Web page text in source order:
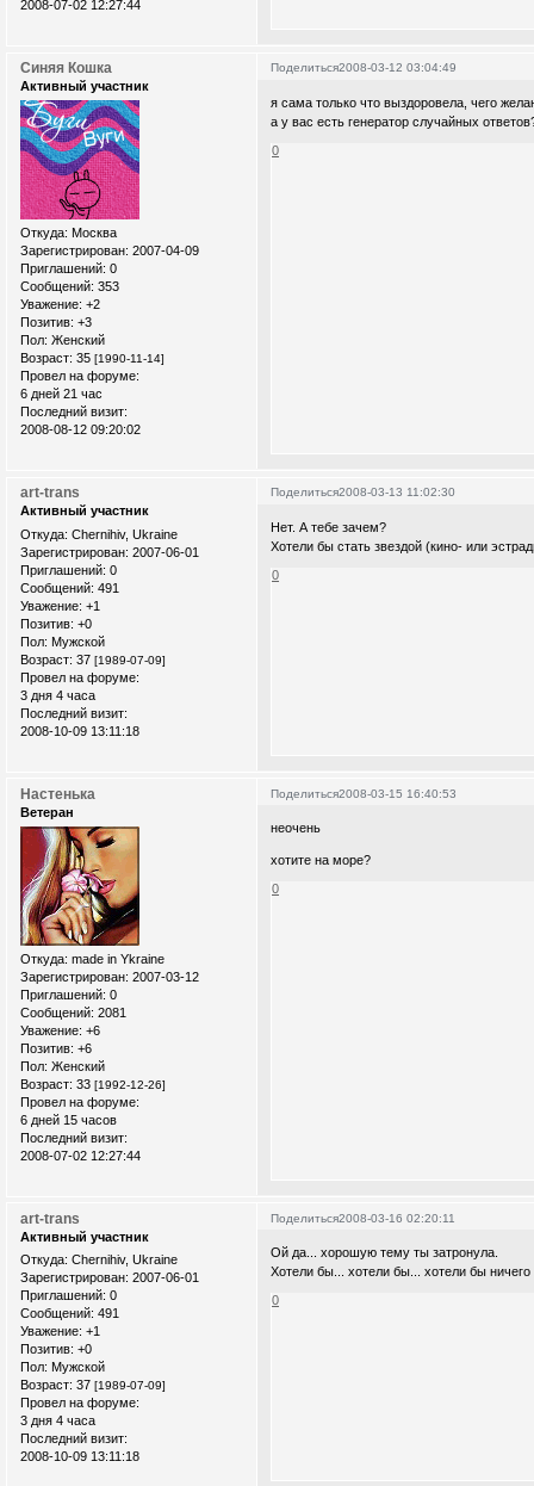
2008-07-02 12:27:44
Поделиться2008-03-12 03:04:49
Синяя Кошка
Активный участник
Откуда: Москва
Зарегистрирован: 2007-04-09
Приглашений: 0
Сообщений: 353
Уважение: +2
Позитив: +3
Пол: Женский
Возраст: 35 [1990-11-14]
Провел на форуме:
6 дней 21 час
Последний визит:
2008-08-12 09:20:02
я сама только что выздоровела, чего
а у вас есть генератор случайных
0
Поделиться2008-03-13 11:02:30
art-trans
Активный участник
Откуда: Chernihiv, Ukraine
Зарегистрирован: 2007-06-01
Приглашений: 0
Сообщений: 491
Уважение: +1
Позитив: +0
Пол: Мужской
Возраст: 37 [1989-07-09]
Провел на форуме:
3 дня 4 часа
Последний визит:
2008-10-09 13:11:18
Нет. А тебе зачем?
Хотели бы стать звездой (кино- или
0
Поделиться2008-03-15 16:40:53
Настенька
Ветеран
Откуда: made in Ykraine
Зарегистрирован: 2007-03-12
Приглашений: 0
Сообщений: 2081
Уважение: +6
Позитив: +6
Пол: Женский
Возраст: 33 [1992-12-26]
Провел на форуме:
6 дней 15 часов
Последний визит:
2008-07-02 12:27:44
неочень
хотите на море?
0
Поделиться2008-03-16 02:20:11
art-trans
Активный участник
Откуда: Chernihiv, Ukraine
Зарегистрирован: 2007-06-01
Приглашений: 0
Сообщений: 491
Уважение: +1
Позитив: +0
Пол: Мужской
Возраст: 37 [1989-07-09]
Провел на форуме:
3 дня 4 часа
Последний визит:
2008-10-09 13:11:18
Ой да... хорошую тему ты затронула.
Хотели бы... хотели бы... хотели бы ничего
0